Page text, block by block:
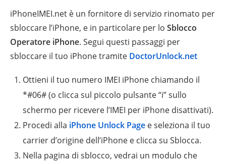
iPhoneIMEI.net è un fornitore di servizio rinomato per
sbloccare l’iPhone, e in particolare per lo Sblocco
Operatore iPhone. Segui questi passaggi per
sbloccare il tuo iPhone tramite DoctorUnlock.net
Ottieni il tuo numero IMEI iPhone chiamando il
*#06# (o clicca sul piccolo pulsante “i” sullo
schermo per ricevere l’IMEI per iPhone disattivati).
Procedi alla iPhone Unlock Page e seleziona il tuo
carrier d’origine dell’iPhone e clicca su Sblocca.
Nella pagina di sblocco, vedrai un modulo che